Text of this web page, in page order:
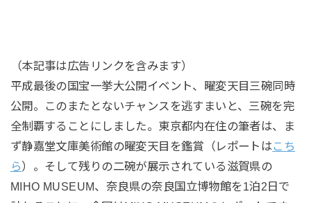
（本記事は広告リンクを含みます）
平成最後の国宝一挙大公開イベント、曜変天目三碗同時
公開。このまたとないチャンスを逃すまいと、三碗を完
全制覇することにしました。東京都内在住の筆者は、ま
ず静嘉堂文庫美術館の曜変天目を鑑賞（レポートはこち
ら）。そして残りの二碗が展示されている滋賀県の
MIHO MUSEUM、奈良県の奈良国立博物館を1泊2日で